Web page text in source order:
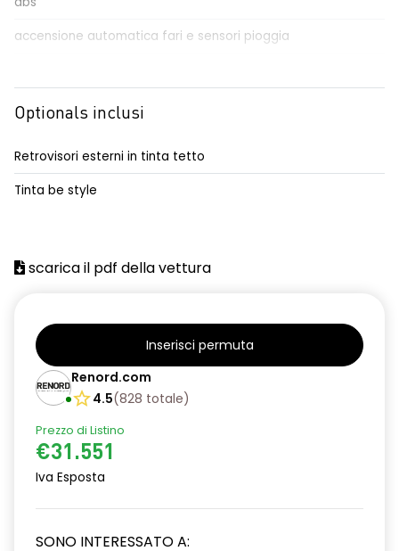
accensione automatica fari e sensori pioggia
airbag frontale conducente e passeggero
alzacristalli posteriori elettrici impulsionali
azacristalli anteriori elettrici e impulsionali
cerchi in lega da 18''
climatizzatore automatico
criterio tecnico per tetto panoramico
design cerchi in lega da 18'' diamantati black hole
disattivazione ADAS
distance warning avviso distanza di sicurezza
doppio fondo bagagliaio
Optionals inclusi
Retrovisori esterni in tinta tetto
Tinta be style
scarica il pdf della vettura
Inserisci permuta
Renord.com
4.5(828 totale)
Prezzo di Listino
€31.551
Iva Esposta
SONO INTERESSATO A: